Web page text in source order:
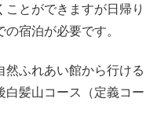
とができますが日帰り
宿泊が必要です。
然ふれあい館から行ける
白髪山コース（定義コー